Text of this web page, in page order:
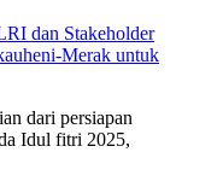
dan Stakeholder
Merak untuk
dari persiapan
Idul fitri 2025,